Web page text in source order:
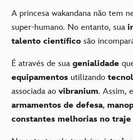
A princesa wakandana não tem
super-humano. No entanto, sua
talento científico são
É através de sua genialidade
equipamentos utilizando
associada ao vibranium. Assim,
armamentos de defesa,
constantes melhorias no